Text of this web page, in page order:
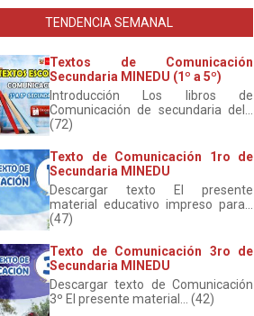
TENDENCIA SEMANAL
Textos de Comunicación
Secundaria MINEDU (1º a 5º)
Introducción Los libros de
Comunicación de secundaria del...
(72)
Texto de Comunicación 1ro de
Secundaria MINEDU
Descargar texto El presente
material educativo impreso para...
(47)
Texto de Comunicación 3ro de
Secundaria MINEDU
Descargar texto de Comunicación
3º El presente material... (42)